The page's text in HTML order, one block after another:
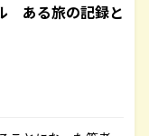
ある旅の記録と